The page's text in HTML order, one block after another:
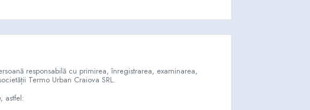
responsabilă cu primirea, înregistrarea, examinarea,
Termo Urban Craiova SRL.
astfel: